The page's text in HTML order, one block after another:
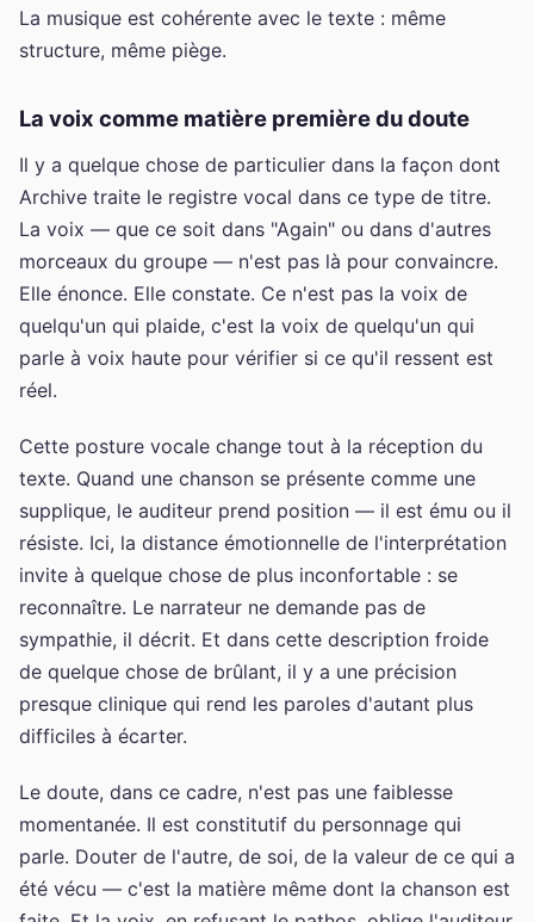
La musique est cohérente avec le texte : même
structure, même piège.
La voix comme matière première du doute
Il y a quelque chose de particulier dans la façon dont
Archive traite le registre vocal dans ce type de titre.
La voix — que ce soit dans "Again" ou dans d'autres
morceaux du groupe — n'est pas là pour convaincre.
Elle énonce. Elle constate. Ce n'est pas la voix de
quelqu'un qui plaide, c'est la voix de quelqu'un qui
parle à voix haute pour vérifier si ce qu'il ressent est
réel.
Cette posture vocale change tout à la réception du
texte. Quand une chanson se présente comme une
supplique, le auditeur prend position — il est ému ou il
résiste. Ici, la distance émotionnelle de l'interprétation
invite à quelque chose de plus inconfortable : se
reconnaître. Le narrateur ne demande pas de
sympathie, il décrit. Et dans cette description froide
de quelque chose de brûlant, il y a une précision
presque clinique qui rend les paroles d'autant plus
difficiles à écarter.
Le doute, dans ce cadre, n'est pas une faiblesse
momentanée. Il est constitutif du personnage qui
parle. Douter de l'autre, de soi, de la valeur de ce qui a
été vécu — c'est la matière même dont la chanson est